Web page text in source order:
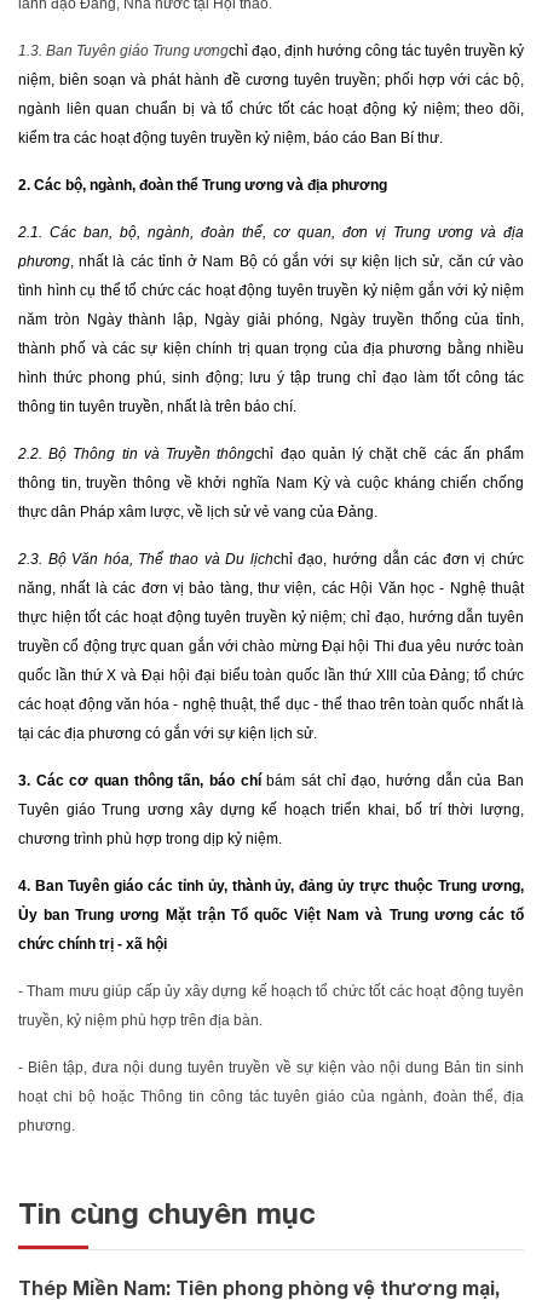
lãnh đạo Đảng, Nhà nước tại Hội thảo.
1.3. Ban Tuyên giáo Trung ươngchỉ đạo, định hướng công tác tuyên truyền kỷ
niệm, biên soạn và phát hành đề cương tuyên truyền; phối hợp với các bộ,
ngành liên quan chuẩn bị và tổ chức tốt các hoạt động kỷ niệm; theo dõi,
kiểm tra các hoạt động tuyên truyền kỷ niệm, báo cáo Ban Bí thư.
2. Các bộ, ngành, đoàn thể Trung ương và địa phương
2.1. Các ban, bộ, ngành, đoàn thể, cơ quan, đơn vị Trung ương và địa
phương, nhất là các tỉnh ở Nam Bộ có gắn với sự kiện lịch sử, căn cứ vào
tình hình cụ thể tổ chức các hoạt động tuyên truyền kỷ niệm gắn với kỷ niệm
năm tròn Ngày thành lập, Ngày giải phóng, Ngày truyền thống của tỉnh,
thành phố và các sự kiện chính trị quan trọng của địa phương bằng nhiều
hình thức phong phú, sinh động; lưu ý tập trung chỉ đạo làm tốt công tác
thông tin tuyên truyền, nhất là trên báo chí.
2.2. Bộ Thông tin và Truyền thôngchỉ đạo quản lý chặt chẽ các ấn phẩm
thông tin, truyền thông về khởi nghĩa Nam Kỳ và cuộc kháng chiến chống
thực dân Pháp xâm lược, về lịch sử vẻ vang của Đảng.
2.3. Bộ Văn hóa, Thể thao và Du lịchchỉ đạo, hướng dẫn các đơn vị chức
năng, nhất là các đơn vị bảo tàng, thư viện, các Hội Văn học - Nghệ thuật
thực hiện tốt các hoạt động tuyên truyền kỷ niệm; chỉ đạo, hướng dẫn tuyên
truyền cổ động trực quan gắn với chào mừng Đại hội Thi đua yêu nước toàn
quốc lần thứ X và Đại hội đại biểu toàn quốc lần thứ XIII của Đảng; tổ chức
các hoạt động văn hóa - nghệ thuật, thể dục - thể thao trên toàn quốc nhất là
tại các địa phương có gắn với sự kiện lịch sử.
3. Các cơ quan thông tấn, báo chí bám sát chỉ đạo, hướng dẫn của Ban
Tuyên giáo Trung ương xây dựng kế hoạch triển khai, bố trí thời lượng,
chương trình phù hợp trong dịp kỷ niệm.
4. Ban Tuyên giáo các tỉnh ủy, thành ủy, đảng ủy trực thuộc Trung ương,
Ủy ban Trung ương Mặt trận Tổ quốc Việt Nam và Trung ương các tổ
chức chính trị - xã hội
- Tham mưu giúp cấp ủy xây dựng kế hoạch tổ chức tốt các hoạt động tuyên
truyền, kỷ niệm phù hợp trên địa bàn.
- Biên tập, đưa nội dung tuyên truyền về sự kiện vào nội dung Bản tin sinh
hoạt chi bộ hoặc Thông tin công tác tuyên giáo của ngành, đoàn thể, địa
phương.
Tin cùng chuyên mục
Thép Miền Nam: Tiên phong phòng vệ thương mại,